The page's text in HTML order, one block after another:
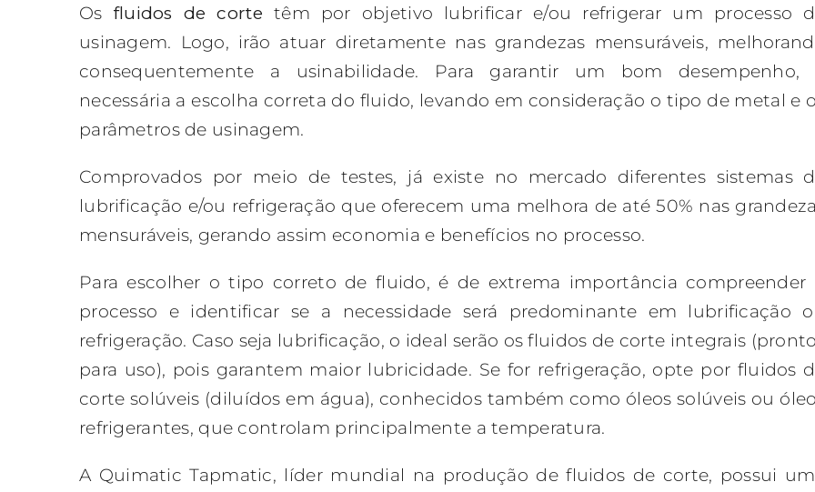
Os fluidos de corte têm por objetivo lubrificar e/ou refrigerar um processo
usinagem. Logo, irão atuar diretamente nas grandezas mensuráveis,
consequentemente a usinabilidade. Para garantir um bom desempenho,
necessária a escolha correta do fluido, levando em consideração o tipo de metal e
parâmetros de usinagem.
Comprovados por meio de testes, já existe no mercado diferentes sistemas
lubrificação e/ou refrigeração que oferecem uma melhora de até 50% nas
mensuráveis, gerando assim economia e benefícios no processo.
Para escolher o tipo correto de fluido, é de extrema importância compreender
processo e identificar se a necessidade será predominante em lubrificação
refrigeração. Caso seja lubrificação, o ideal serão os fluidos de corte integrais
para uso), pois garantem maior lubricidade. Se for refrigeração, opte por fluidos
corte solúveis (diluídos em água), conhecidos também como óleos solúveis ou
refrigerantes, que controlam principalmente a temperatura.
A Quimatic Tapmatic, líder mundial na produção de fluidos de corte, possui